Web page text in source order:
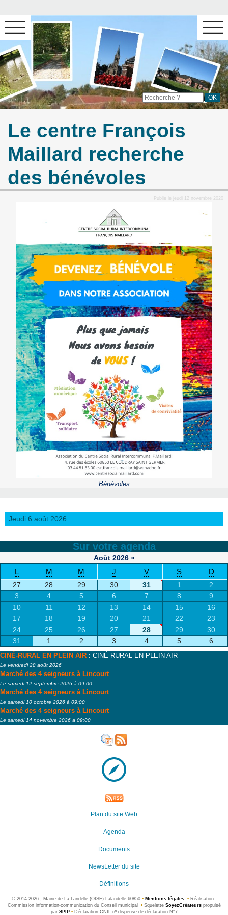
Le centre François
Maillard recherche
des bénévoles
Publié le jeudi 12 novembre 2020
Bénévoles
Jeudi 6 août 2026
Sur votre agenda
Août 2026 »
L M M J V S D
27 28 29 30 31 1
2
3
4 5 6 7 8
9
10
11 12 13 14 15
16
17
18 19 20 21 22
23
24
25 26 27 28 29
30
31
1 2 3 4 5 6
CINÉ-RURAL EN PLEIN AIR : CINÉ RURAL EN PLEIN AIR
Le vendredi 28 août 2026
Marché des 4 seigneurs à Lincourt
Le samedi 12 septembre 2026 à 09:00
Marché des 4 seigneurs à Lincourt
Le samedi 10 octobre 2026 à 09:00
Marché des 4 seigneurs à Lincourt
Le samedi 14 novembre 2026 à 09:00
Plan du site Web
Agenda
Documents
NewsLetter du site
Définitions
©2014-2026 , Mairie de La Landelle (OISE) Lalandelle 60850 • Mentions légales • Réalisation :
Commission information-communication du Conseil municipal
•Squelette SoyezCréateurspropulsé
par SPIP •Déclaration CNIL nº dispense de déclaration N°7